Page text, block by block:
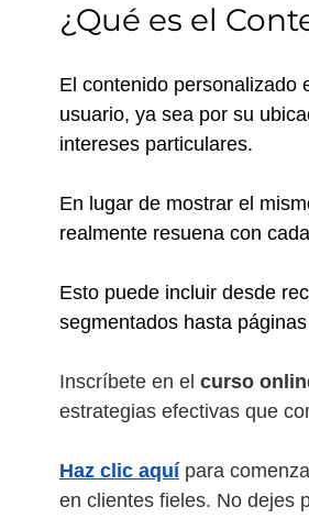
¿Qué es el
El contenido personalizado
usuario, ya sea por su
intereses particulares.
En lugar de mostrar el
realmente resuena con
Esto puede incluir desde
segmentados hasta
Inscríbete en el curso
estrategias efectivas que
Haz clic aquí para
en clientes fieles. No dejes